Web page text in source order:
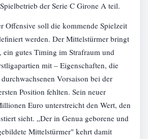
der Serie C Girone A teil.
Offensive soll die kommende Spielzeit
werden. Der Mittelstürmer bringt
ein gutes Timing im Strafraum und
mit – Eigenschaften, die
Vorsaison bei der
Position fehlten. Sein neuer
Euro unterstreicht den Wert, den
sieht. „Der in Genua geborene und
Mittelstürmer" kehrt damit